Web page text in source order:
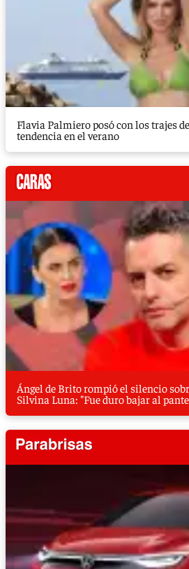
Flavia Palmiero posó con los trajes
tendencia en el verano
Ángel de Brito rompió el silencio
Silvina Luna: "Fue duro bajar al